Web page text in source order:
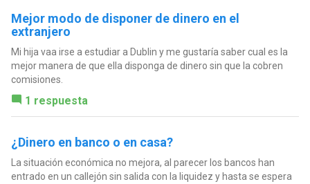
Mejor modo de disponer de dinero en el
extranjero
Mi hija vaa irse a estudiar a Dublin y me gustaría saber cual es la
mejor manera de que ella disponga de dinero sin que la cobren
comisiones.
1 respuesta
¿Dinero en banco o en casa?
La situación económica no mejora, al parecer los bancos han
entrado en un callejón sin salida con la liquidez y hasta se espera